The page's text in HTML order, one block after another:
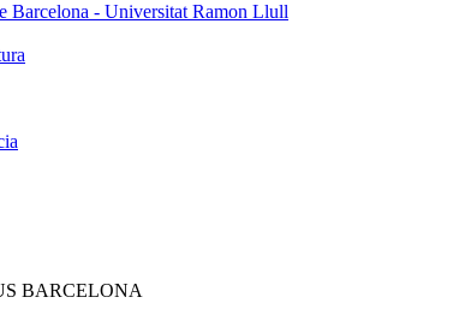
Barcelona - Universitat Ramon Llull
BARCELONA